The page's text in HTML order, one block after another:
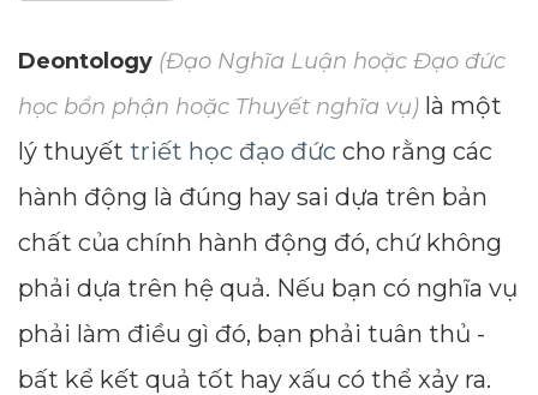
Deontology (Đạo Nghĩa Luận hoặc Đạo đức
học bổn phận hoặc Thuyết nghĩa vụ) là một
lý thuyết triết học đạo đức cho rằng các
hành động là đúng hay sai dựa trên bản
chất của chính hành động đó, chứ không
phải dựa trên hệ quả. Nếu bạn có nghĩa vụ
phải làm điều gì đó, bạn phải tuân thủ -
bất kể kết quả tốt hay xấu có thể xảy ra.